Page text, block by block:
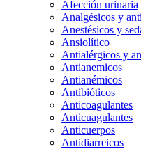
Afección urinaria
Analgésicos y
Anestésicos y
Ansiolítico
Antialérgicos y
Antianemicos
Antianémicos
Antibióticos
Anticoagulantes
Anticuagulantes
Anticuerpos
Antidiarreicos